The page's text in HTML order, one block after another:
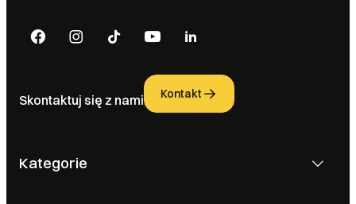
Skontaktuj się z nami Kontakt
Kategorie